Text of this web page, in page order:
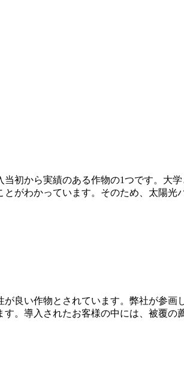
初から実績のある作物の1つです。大
がわかっています。そのため、太陽
良い作物とされています。弊社が参
。導入されたお客様の中には、被覆